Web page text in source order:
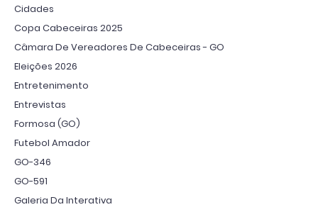
Cidades
Copa Cabeceiras 2025
Câmara De Vereadores De Cabeceiras - GO
Eleições 2026
Entretenimento
Entrevistas
Formosa (GO)
Futebol Amador
GO-346
GO-591
Galeria Da Interativa